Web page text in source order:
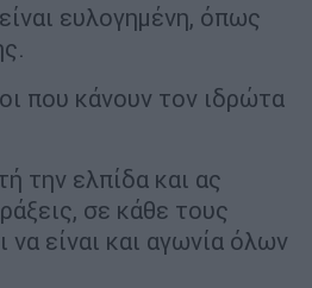
ευλογημένη, όπως
που κάνουν τον ιδρώτα
την ελπίδα και ας
σε κάθε τους
να είναι και αγωνία όλων